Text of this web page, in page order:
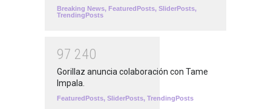
Breaking News, FeaturedPosts, SliderPosts,
TrendingPosts
97 240
Gorillaz anuncia colaboración con Tame
Impala.
FeaturedPosts, SliderPosts, TrendingPosts